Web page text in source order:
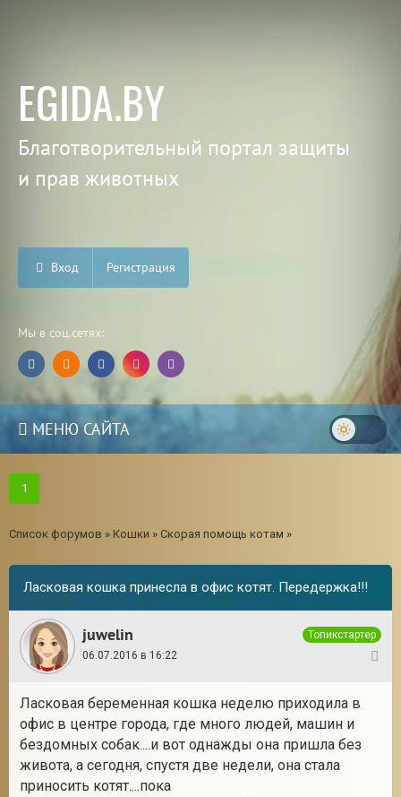
EGIDA.BY
Благотворительный портал защиты
и прав животных
Вход Регистрация
Мы в соц.сетях:
МЕНЮ САЙТА
1
Список форумов » Кошки » Скорая помощь котам »
Ласковая кошка принесла в офис котят. Передержка!!!
juwelin
Топикстартер
06.07.2016 в 16:22
Ласковая беременная кошка неделю приходила в
офис в центре города, где много людей, машин и
бездомных собак....и вот однажды она пришла без
живота, а сегодня, спустя две недели, она стала
приносить котят....пока